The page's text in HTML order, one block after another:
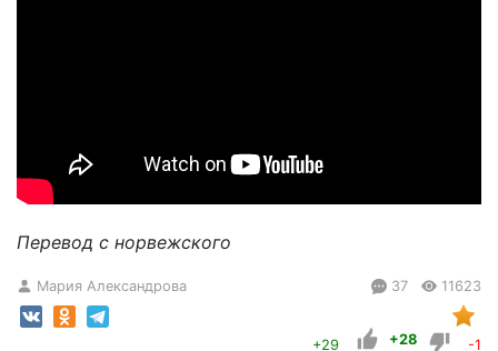
Перевод с норвежского
Мария Александрова 37 11623
+29 +28 -1